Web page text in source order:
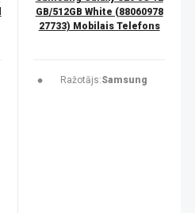
GB/512GB White (88060978
27733) Mobilais Telefons
Ražotājs:Samsung